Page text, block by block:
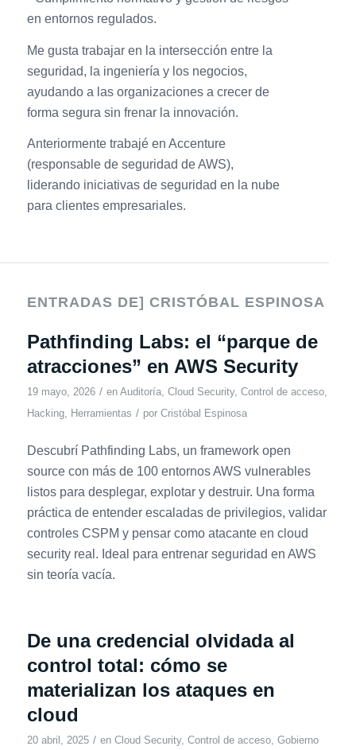
en entornos regulados.
Me gusta trabajar en la intersección entre la
seguridad, la ingeniería y los negocios,
ayudando a las organizaciones a crecer de
forma segura sin frenar la innovación.
Anteriormente trabajé en Accenture
(responsable de seguridad de AWS),
liderando iniciativas de seguridad en la nube
para clientes empresariales.
ENTRADAS DE] CRISTÓBAL ESPINOSA
Pathfinding Labs: el “parque de
atracciones” en AWS Security
19 mayo, 2026 / en Auditoría, Cloud Security, Control de acceso,
Hacking, Herramientas / por Cristóbal Espinosa
Descubrí Pathfinding Labs, un framework open
source con más de 100 entornos AWS vulnerables
listos para desplegar, explotar y destruir. Una forma
práctica de entender escaladas de privilegios, validar
controles CSPM y pensar como atacante en cloud
security real. Ideal para entrenar seguridad en AWS
sin teoría vacía.
De una credencial olvidada al
control total: cómo se
materializan los ataques en
cloud
20 abril, 2025 / en Cloud Security, Control de acceso, Gobierno